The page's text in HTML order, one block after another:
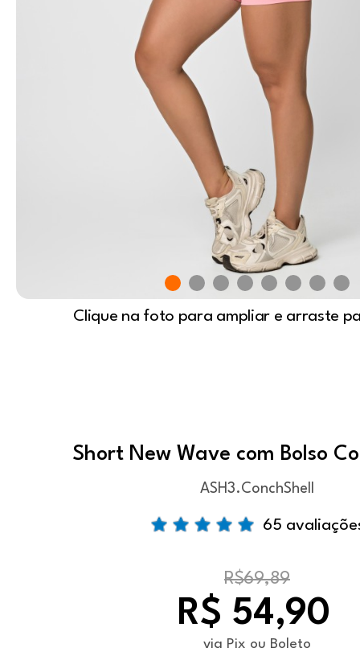
Clique na foto para ampliar e arraste
Short New Wave com Bolso
ASH3.ConchShell
65
R$69,89
R$ 54,90
via Pix ou Boleto